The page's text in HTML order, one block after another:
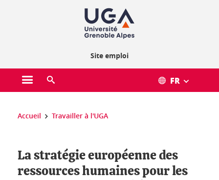
Site emploi
Ouvrir le menu principal FR
Vous êtes ici :
Accueil Travailler à l'UGA
La stratégie européenne des
ressources humaines pour les